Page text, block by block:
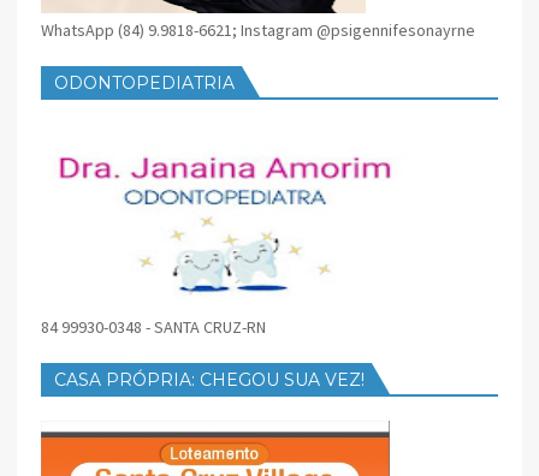
WhatsApp (84) 9.9818-6621; Instagram @psigennifesonayrne
ODONTOPEDIATRIA
84 99930-0348 - SANTA CRUZ-RN
CASA PRÓPRIA: CHEGOU SUA VEZ!